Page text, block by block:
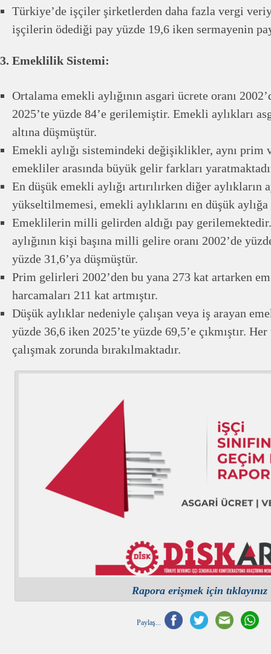
Türkiye’de işçiler şirketlerden daha fazla vergi
işçilerin ödediği pay yüzde 19,6 iken sermayenin
3. Emeklilik Sistemi:
Ortalama emekli aylığının asgari ücrete oranı
2025’te yüzde 84’e gerilemiştir. Emekli aylıkları
altına düşmüştür.
Emekli aylığı sistemindeki değişiklikler, aynı prim
emekliler arasında büyük gelir farkları
En düşük emekli aylığı artırılırken diğer aylıkların
yükseltilmemesi, emekli aylıklarını en düşük aylığa
Emeklilerin milli gelirden aldığı pay
aylığının kişi başına milli gelire oranı 2002’de
yüzde 31,6’ya düşmüştür.
Prim gelirleri 2002’den bu yana 273 kat artarken
harcamaları 211 kat artmıştır.
Düşük aylıklar nedeniyle çalışan veya iş arayan
yüzde 36,6 iken 2025’te yüzde 69,5’e çıkmıştır.
çalışmak zorunda bırakılmaktadır.
Rapora erişmek için tıklayınız
Paylaş...